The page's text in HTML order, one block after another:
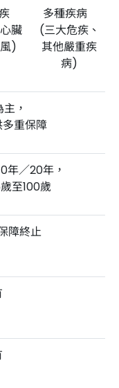
臟
)
多種疾病
(三大危疾、
其他嚴重疾
病)
主，
重保障
年／20年，
至100歲
障終止